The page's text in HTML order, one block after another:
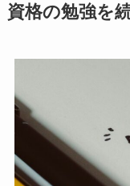
資格の勉強を